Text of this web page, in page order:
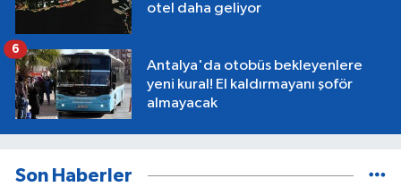
otel daha geliyor
Antalya'da otobüs bekleyenlere
yeni kural! El kaldırmayanı şoför
almayacak
6
Son Haberler